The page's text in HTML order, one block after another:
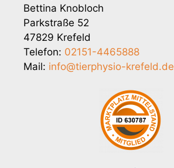
Bettina Knobloch
Parkstraße 52
47829 Krefeld
Telefon: 02151-4465888
Mail: info@tierphysio-krefeld.de